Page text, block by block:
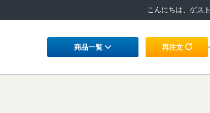
こんにちは、 ゲスト
商品一覧 再注文